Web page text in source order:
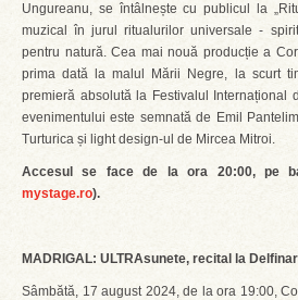
Ungureanu, se întâlnește cu publicul la
muzical în jurul ritualurilor universale -
pentru natură. Cea mai nouă producție a
prima dată la malul Mării Negre, la scurt
premieră absolută la Festivalul Internațional
evenimentului este semnată de Emil
Turturica și light design-ul de Mircea Mitroi.
Accesul se face de la ora 20:00, pe
mystage.ro).
MADRIGAL: ULTRAsunete, recital la
Sâmbătă, 17 august 2024, de la ora 19:00,